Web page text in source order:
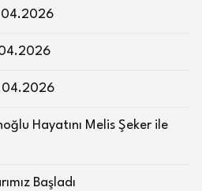
Hayatını Melis Şeker ile
Başladı